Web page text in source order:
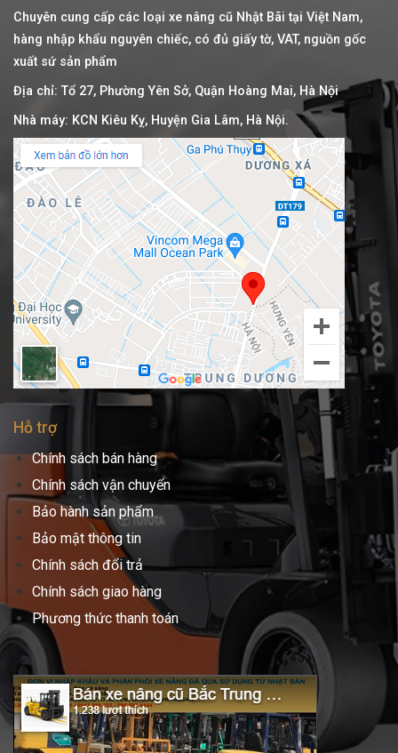
Chuyên cung cấp các loại xe nâng cũ Nhật Bãi tại Việt Nam,
hàng nhập khẩu nguyên chiếc, có đủ giấy tờ, VAT, nguồn gốc
xuất sứ sản phẩm
Địa chỉ: Tổ 27, Phường Yên Sở, Quận Hoàng Mai, Hà Nội
Nhà máy: KCN Kiêu Kỵ, Huyện Gia Lâm, Hà Nội.
Hỗ trợ
Chính sách bán hàng
Chính sách vận chuyển
Bảo hành sản phẩm
Bảo mật thông tin
Chính sách đổi trả
Chính sách giao hàng
Phương thức thanh toán